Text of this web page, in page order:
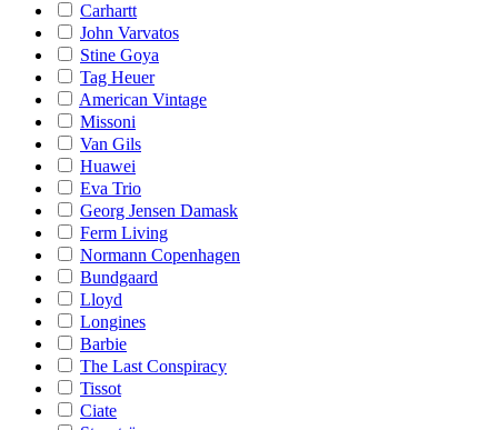
Carhartt
John Varvatos
Stine Goya
Tag Heuer
American Vintage
Missoni
Van Gils
Huawei
Eva Trio
Georg Jensen Damask
Ferm Living
Normann Copenhagen
Bundgaard
Lloyd
Longines
Barbie
The Last Conspiracy
Tissot
Ciate